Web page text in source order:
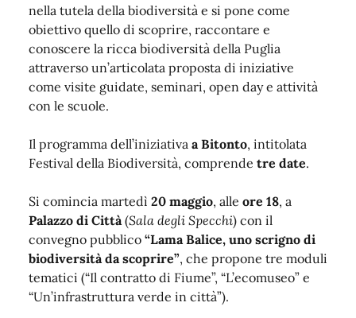
nella tutela della biodiversità e si pone come
obiettivo quello di scoprire, raccontare e
conoscere la ricca biodiversità della Puglia
attraverso un’articolata proposta di iniziative
come visite guidate, seminari, open day e attività
con le scuole.
Il programma dell’iniziativa a Bitonto, intitolata
Festival della Biodiversità, comprende tre date.
Si comincia martedì 20 maggio, alle ore 18, a
Palazzo di Città (Sala degli Specchi) con il
convegno pubblico “Lama Balice, uno scrigno di
biodiversità da scoprire”, che propone tre moduli
tematici (“Il contratto di Fiume”, “L’ecomuseo” e
“Un’infrastruttura verde in città”).